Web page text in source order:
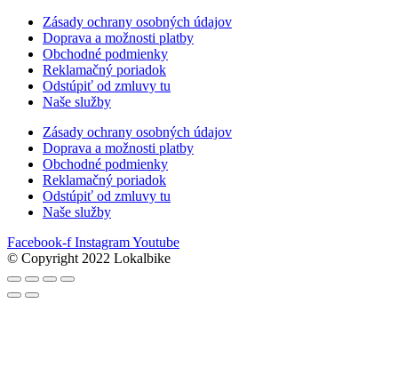
Zásady ochrany osobných údajov
Doprava a možnosti platby
Obchodné podmienky
Reklamačný poriadok
Odstúpiť od zmluvy tu
Naše služby
Zásady ochrany osobných údajov
Doprava a možnosti platby
Obchodné podmienky
Reklamačný poriadok
Odstúpiť od zmluvy tu
Naše služby
Facebook-f InstagramYoutube
© Copyright 2022 Lokalbike